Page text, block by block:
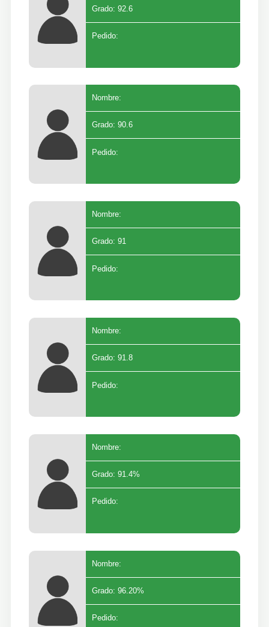
Grado: 92.6
Pedido:
Nombre:
Grado: 90.6
Pedido:
Nombre:
Grado: 91
Pedido:
Nombre:
Grado: 91.8
Pedido:
Nombre:
Grado: 91.4%
Pedido:
Nombre:
Grado: 96.20%
Pedido: